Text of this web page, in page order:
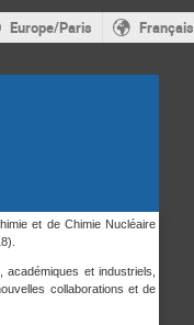
Europe/Paris Français
et de Chimie Nucléaire
et industriels,
collaborations et de